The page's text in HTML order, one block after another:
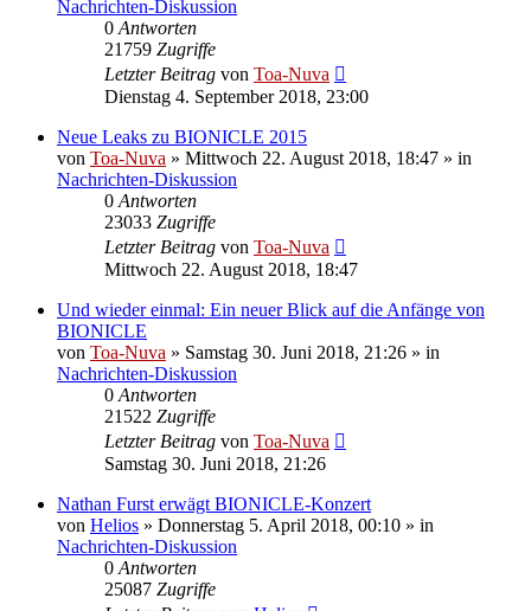
Nachrichten-Diskussion
0 Antworten
21759 Zugriffe
Letzter Beitrag von Toa-Nuva
Dienstag 4. September 2018, 23:00
Neue Leaks zu BIONICLE 2015
von Toa-Nuva » Mittwoch 22. August 2018, 18:47 » in
Nachrichten-Diskussion
0 Antworten
23033 Zugriffe
Letzter Beitrag von Toa-Nuva
Mittwoch 22. August 2018, 18:47
Und wieder einmal: Ein neuer Blick auf die Anfänge von
BIONICLE
von Toa-Nuva » Samstag 30. Juni 2018, 21:26 » in
Nachrichten-Diskussion
0 Antworten
21522 Zugriffe
Letzter Beitrag von Toa-Nuva
Samstag 30. Juni 2018, 21:26
Nathan Furst erwägt BIONICLE-Konzert
von Helios » Donnerstag 5. April 2018, 00:10 » in
Nachrichten-Diskussion
0 Antworten
25087 Zugriffe